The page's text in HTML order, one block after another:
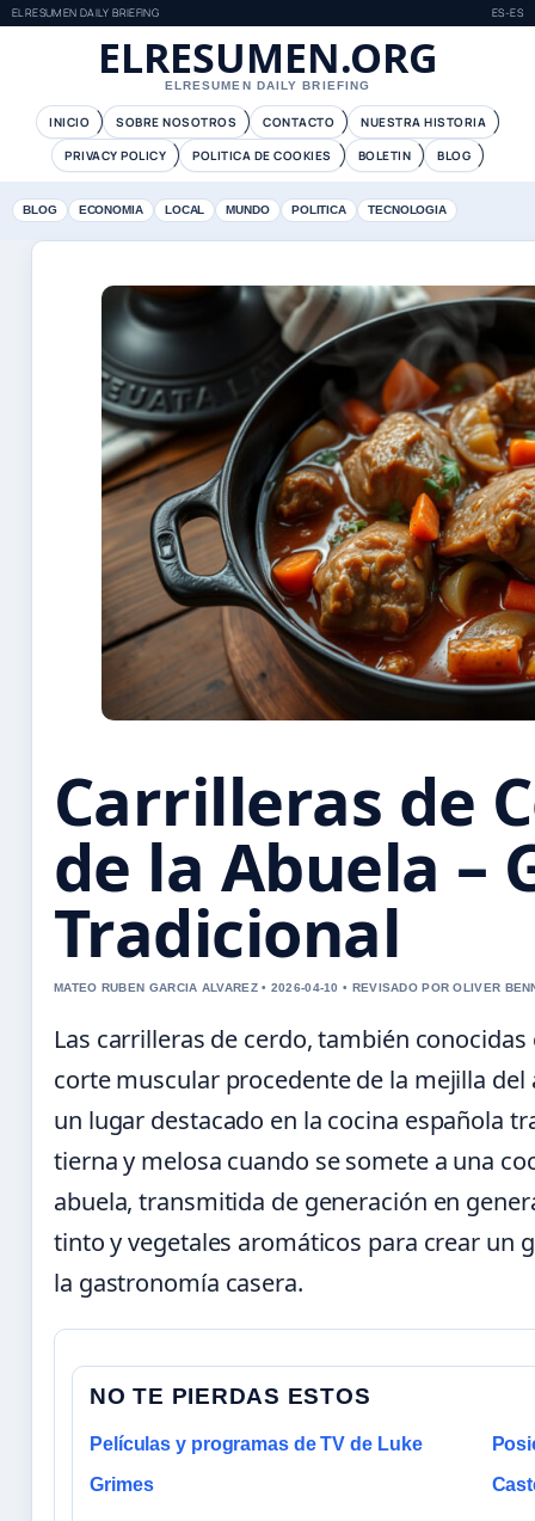
ELRESUMEN DAILY BRIEFING ES-ES
ELRESUMEN.ORG
ELRESUMEN DAILY BRIEFING
INICIO SOBRE NOSOTROS CONTACTO
NUESTRA HISTORIA
PRIVACY POLICY
POLITICA DE COOKIES BOLETIN BLOG
BLOG ECONOMIA LOCAL MUNDO POLITICA TECNOLOGIA
Carrilleras de
de la Abuela –
Tradicional
MATEO RUBEN GARCIA ALVAREZ • 2026-04-10 • REVISADO POR OLIVER
Las carrilleras de cerdo, también
corte muscular procedente de la mejilla
un lugar destacado en la cocina española
tierna y melosa cuando se somete a una
abuela, transmitida de generación en
tinto y vegetales aromáticos para crear un
la gastronomía casera.
NO TE PIERDAS ESTOS
Películas y programas de TV de Luke
Grimes